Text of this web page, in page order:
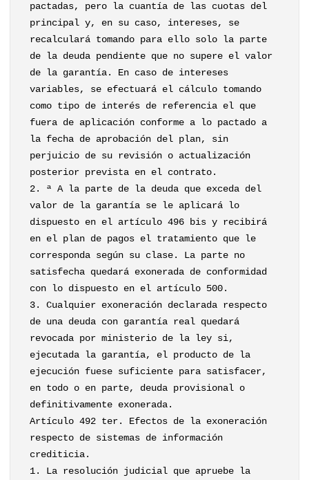
pactadas, pero la cuantía de las cuotas del
principal y, en su caso, intereses, se
recalculará tomando para ello solo la parte
de la deuda pendiente que no supere el valor
de la garantía. En caso de intereses
variables, se efectuará el cálculo tomando
como tipo de interés de referencia el que
fuera de aplicación conforme a lo pactado a
la fecha de aprobación del plan, sin
perjuicio de su revisión o actualización
posterior prevista en el contrato.
2. ª A la parte de la deuda que exceda del
valor de la garantía se le aplicará lo
dispuesto en el artículo 496 bis y recibirá
en el plan de pagos el tratamiento que le
corresponda según su clase. La parte no
satisfecha quedará exonerada de conformidad
con lo dispuesto en el artículo 500.
3. Cualquier exoneración declarada respecto
de una deuda con garantía real quedará
revocada por ministerio de la ley si,
ejecutada la garantía, el producto de la
ejecución fuese suficiente para satisfacer,
en todo o en parte, deuda provisional o
definitivamente exonerada.
Artículo 492 ter. Efectos de la exoneración
respecto de sistemas de información
crediticia.
1. La resolución judicial que apruebe la